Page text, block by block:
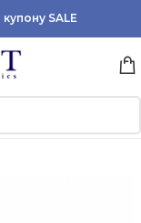
SALE